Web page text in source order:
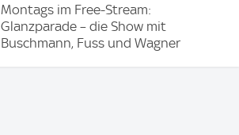
Montags im Free-Stream:
Glanzparade – die Show mit
Buschmann, Fuss und Wagner